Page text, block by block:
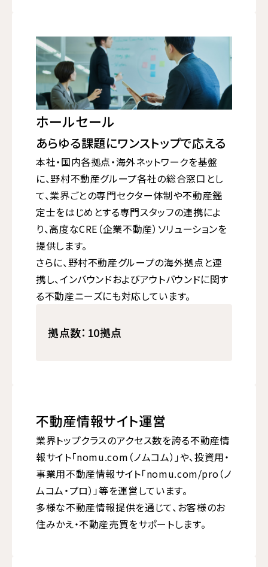
ホールセール
あらゆる課題にワンストップで応える
本社・国内各拠点・海外ネットワークを基盤
に、野村不動産グループ各社の総合窓口とし
て、業界ごとの専門セクター体制や不動産鑑
定士をはじめとする専門スタッフの連携によ
り、高度なCRE（企業不動産）ソリューションを
提供します。
さらに、野村不動産グループの海外拠点と連
携し、インバウンドおよびアウトバウンドに関す
る不動産ニーズにも対応しています。
拠点数：10拠点
不動産情報サイト運営
業界トップクラスのアクセス数を誇る不動産情
報サイト「nomu.com（ノムコム）」や、投資用・
事業用不動産情報サイト「nomu.com/pro（ノ
ムコム・プロ）」等を運営しています。
多様な不動産情報提供を通じて、お客様のお
住みかえ・不動産売買をサポートします。